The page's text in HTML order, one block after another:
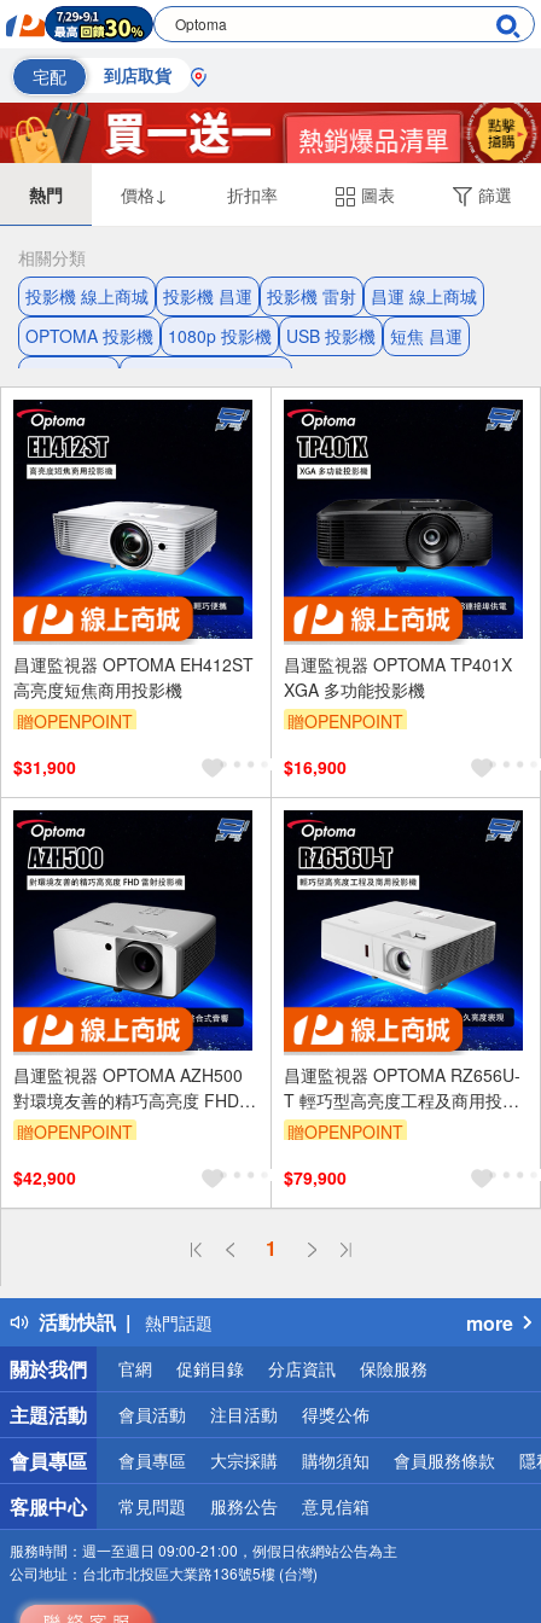
宅配 到店取貨
熱門 價格↓ 折扣率 圖表 篩選
相關分類
投影機 線上商城 投影機 昌運 投影機 雷射
昌運 線上商城
OPTOMA 投影機
1080p 投影機 USB 投影機 短焦 昌運
昌運監視器 OPTOMA EH412ST
高亮度短焦商用投影機
贈OPENPOINT
$31,900
昌運監視器 OPTOMA TP401X
XGA 多功能投影機
贈OPENPOINT
$16,900
昌運監視器 OPTOMA AZH500
對環境友善的精巧高亮度 FHD
雷射投影機
贈OPENPOINT
$42,900
昌運監視器 OPTOMA RZ656U-
T 輕巧型高亮度工程及商用投影
機 6000流明雷射投影機
贈OPENPOINT
$79,900
1
活動快訊
偏遠地區配送
得獎公告
熱門話題
銀行優惠
偏遠地區配送
詐騙網頁！請小心！
more
關於我們
官網 促銷目錄 分店資訊 保險服務
主題活動 會員活動 注目活動 得獎公佈
會員專區 會員專區 大宗採購 購物須知 會員服務條款 隱
客服中心 常見問題 服務公告 意見信箱
服務時間： 週一至週日 09:00-21:00，例假日依網站公告為主
公司地址： 台北市北投區大業路136號5樓 (台灣)